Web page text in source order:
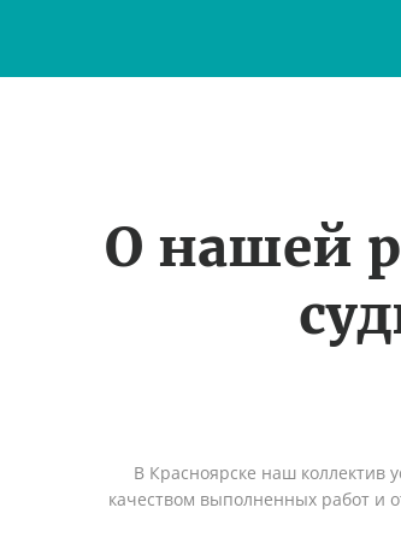
О нашей
В Красноярске наш коллектив
качеством выполненных работ и